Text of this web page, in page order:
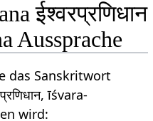
ईश्वरप्रणिधान
Aussprache
das Sanskritwort
īśvara-
wird: